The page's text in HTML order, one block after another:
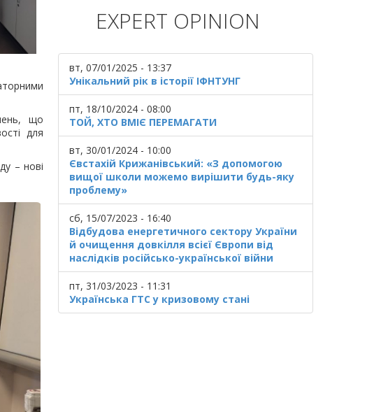
що
для
– нові
EXPERT OPINION
вт, 07/01/2025 - 13:37
Унікальний рік в історії ІФНТУНГ
пт, 18/10/2024 - 08:00
ТОЙ, ХТО ВМІЄ ПЕРЕМАГАТИ
вт, 30/01/2024 - 10:00
Євстахій Крижанівський: «З допомогою
вищої школи можемо вирішити будь-яку
проблему»
сб, 15/07/2023 - 16:40
Відбудова енергетичного сектору України
й очищення довкілля всієї Європи від
наслідків російсько-української війни
пт, 31/03/2023 - 11:31
Українська ГТС у кризовому стані